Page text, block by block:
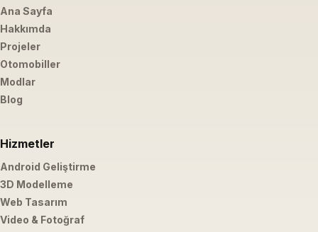
Ana Sayfa
Hakkımda
Projeler
Otomobiller
Modlar
Blog
Hizmetler
Android Geliştirme
3D Modelleme
Web Tasarım
Video & Fotoğraf